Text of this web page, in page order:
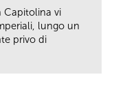
Capitolina vi
lungo un
privo di